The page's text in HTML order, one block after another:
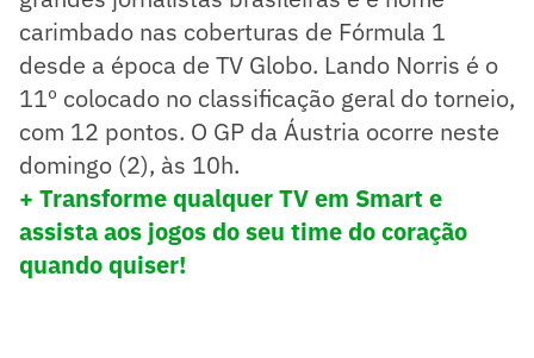
carimbado nas coberturas de Fórmula 1
desde a época de TV Globo. Lando Norris é o
11º colocado no classificação geral do torneio,
com 12 pontos. O GP da Áustria ocorre neste
domingo (2), às 10h.
+ Transforme qualquer TV em Smart e
assista aos jogos do seu time do coração
quando quiser!